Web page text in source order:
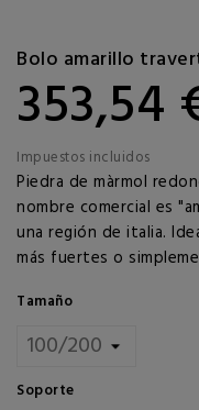
Bolo amarillo
353,54
Impuestos incluidos
Piedra de màrmol
nombre comercial es
una región de italia.
más fuertes o
Tamaño
Soporte